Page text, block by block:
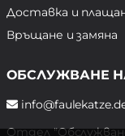
Доставка и
Връщане и замяна
ОБСЛУЖВАНЕ
Отдел